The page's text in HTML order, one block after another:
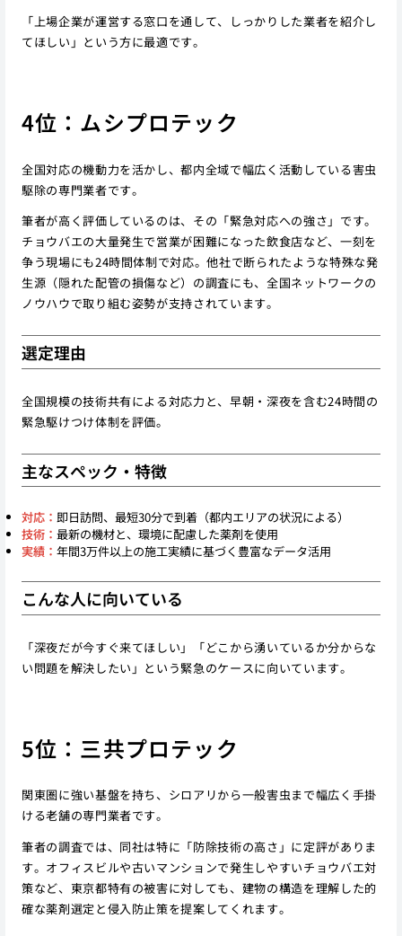
「上場企業が運営する窓口を通して、しっかりした業者を紹介し
てほしい」という方に最適です。
4位：ムシプロテック
全国対応の機動力を活かし、都内全域で幅広く活動している害虫
駆除の専門業者です。
筆者が高く評価しているのは、その「緊急対応への強さ」です。
チョウバエの大量発生で営業が困難になった飲食店など、一刻を
争う現場にも24時間体制で対応。他社で断られたような特殊な発
生源（隠れた配管の損傷など）の調査にも、全国ネットワークの
ノウハウで取り組む姿勢が支持されています。
選定理由
全国規模の技術共有による対応力と、早朝・深夜を含む24時間の
緊急駆けつけ体制を評価。
主なスペック・特徴
対応： 即日訪問、最短30分で到着（都内エリアの状況による）
技術： 最新の機材と、環境に配慮した薬剤を使用
実績： 年間3万件以上の施工実績に基づく豊富なデータ活用
こんな人に向いている
「深夜だが今すぐ来てほしい」「どこから湧いているか分からな
い問題を解決したい」という緊急のケースに向いています。
5位：三共プロテック
関東圏に強い基盤を持ち、シロアリから一般害虫まで幅広く手掛
ける老舗の専門業者です。
筆者の調査では、同社は特に「防除技術の高さ」に定評がありま
す。オフィスビルや古いマンションで発生しやすいチョウバエ対
策など、東京都特有の被害に対しても、建物の構造を理解した的
確な薬剤選定と侵入防止策を提案してくれます。